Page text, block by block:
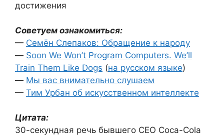
достижения
Советуем ознакомиться:
— Семён Слепаков: Обращение к народу
— Soon We Won’t Program Computers. We’ll
Train Them Like Dogs (на русском языке)
— Мы вас внимательно слушаем
— Тим Урбан об искусственном интеллекте
Цитата:
30-секундная речь бывшего CEО Coca-Cola